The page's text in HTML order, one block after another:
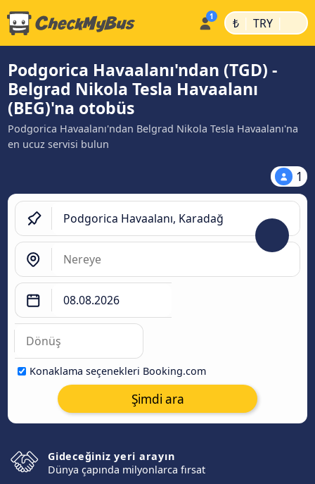
₺ | TRY |
Podgorica Havaalanı'ndan (TGD) -
Belgrad Nikola Tesla Havaalanı
(BEG)'na otobüs
Podgorica Havaalanı'ndan Belgrad Nikola Tesla Havaalanı'na
en ucuz servisi bulun
1
Konaklama seçenekleri Booking.com
Şimdi ara
Gideceğiniz yeri arayın
Dünya çapında milyonlarca fırsat